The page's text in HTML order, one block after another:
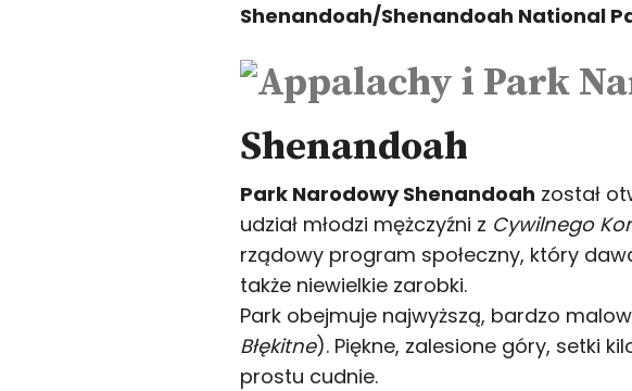
Shenandoah/Shenandoah National
Shenandoah
Park Narodowy Shenandoah został
udział młodzi mężczyźni z Cywilnego
rządowy program społeczny, który
także niewielkie zarobki.
Park obejmuje najwyższą, bardzo
Błękitne). Piękne, zalesione góry, setki
prostu cudnie.